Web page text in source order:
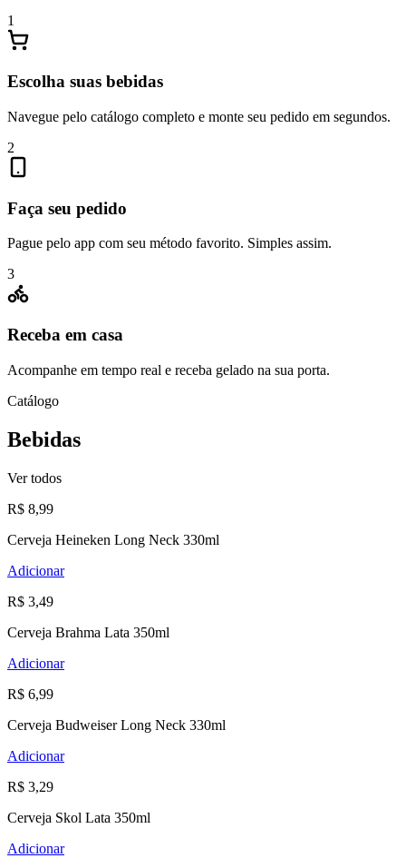
1
Escolha suas bebidas
Navegue pelo catálogo completo e monte seu pedido em segundos.
2
Faça seu pedido
Pague pelo app com seu método favorito. Simples assim.
3
Receba em casa
Acompanhe em tempo real e receba gelado na sua porta.
Catálogo
Bebidas
Ver todos
R$ 8,99
Cerveja Heineken Long Neck 330ml
Adicionar
R$ 3,49
Cerveja Brahma Lata 350ml
Adicionar
R$ 6,99
Cerveja Budweiser Long Neck 330ml
Adicionar
R$ 3,29
Cerveja Skol Lata 350ml
Adicionar